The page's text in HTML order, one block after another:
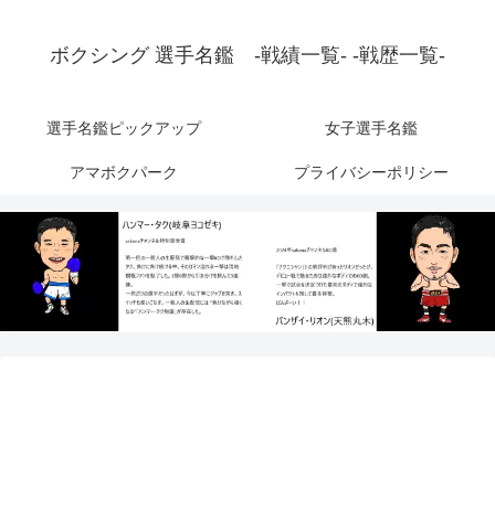
ボクシング 選手名鑑 -戦績一覧- -戦歴一覧-
選手名鑑ピックアップ 女子選手名鑑
アマボクパーク プライバシーポリシー